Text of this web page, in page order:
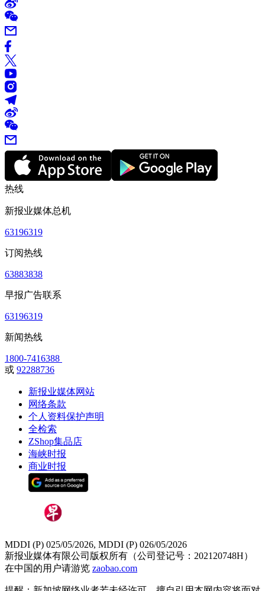
热线
新报业媒体总机
63196319
订阅热线
63883838
早报广告联系
63196319
新闻热线
1800-7416388
或 92288736
新报业媒体网站
网络条款
个人资料保护声明
全检索
ZShop集品店
海峡时报
商业时报
MDDI (P) 025/05/2026, MDDI (P) 026/05/2026
新报业媒体有限公司版权所有（公司登记号：202120748H）
在中国的用户请游览 zaobao.com